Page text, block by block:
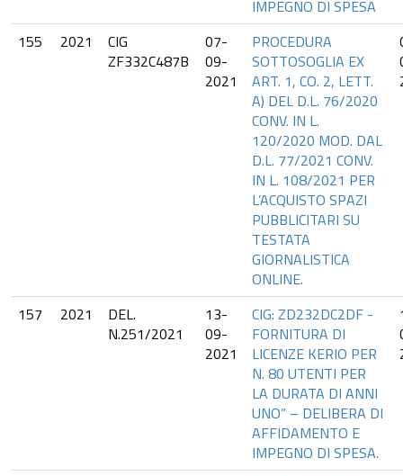
IMPEGNO DI SPESA
155
2021
CIG
ZF332C487B
07-
09-
2021
PROCEDURA
SOTTOSOGLIA EX
ART. 1, CO. 2, LETT.
A) DEL D.L. 76/2020
CONV. IN L.
120/2020 MOD. DAL
D.L. 77/2021 CONV.
IN L. 108/2021 PER
L’ACQUISTO SPAZI
PUBBLICITARI SU
TESTATA
GIORNALISTICA
ONLINE.
157 2021
DEL.
N.251/2021
13-
09-
2021
CIG: ZD232DC2DF -
FORNITURA DI
LICENZE KERIO PER
N. 80 UTENTI PER
LA DURATA DI ANNI
UNO” – DELIBERA DI
AFFIDAMENTO E
IMPEGNO DI SPESA.